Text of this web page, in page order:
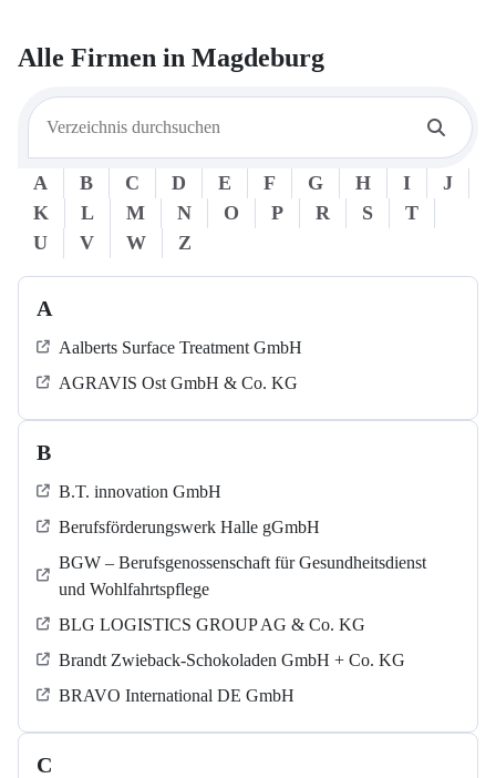
Alle Firmen in Magdeburg
A B C D E F G H I
J
K
L M N O P R S
T
U
V W Z
A
Aalberts Surface Treatment GmbH
AGRAVIS Ost GmbH & Co. KG
B
B.T. innovation GmbH
Berufsförderungswerk Halle gGmbH
BGW – Berufsgenossenschaft für Gesundheitsdienst
und Wohlfahrtspflege
BLG LOGISTICS GROUP AG & Co. KG
Brandt Zwieback-Schokoladen GmbH + Co. KG
BRAVO International DE GmbH
C